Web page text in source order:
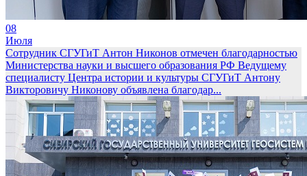
08
Июля
Сотрудник СГУГиТ Антон Никонов отмечен благодарностью
Министерства науки и высшего образования РФ Ведущему
специалисту Центра истории и культуры СГУГиТ Антону
Викторовичу Никонову объявлена благодар...